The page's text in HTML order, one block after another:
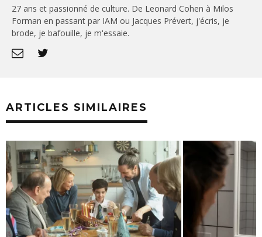
27 ans et passionné de culture. De Leonard Cohen à Milos
Forman en passant par IAM ou Jacques Prévert, j'écris, je
brode, je bafouille, je m'essaie.
ARTICLES SIMILAIRES